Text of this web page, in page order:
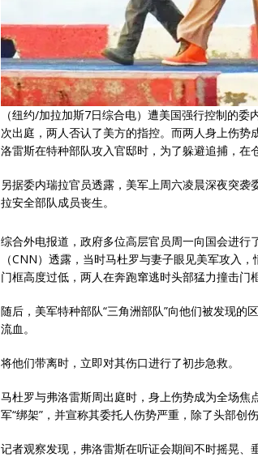
（纽约∕加拉加斯7日综合电）遭美国强行控制的
次出庭，两人否认了美方的指控。而两人身上伤
洛雷斯在特种部队攻入官邸时，为了躲避追捕，在
另据委内瑞拉官员透露，美军上周六凌晨深夜突
拉安全部队成员丧生。
综合外电报道，政府多位高层官员周一向国会进
（CNN）透露，当时马杜罗与妻子眼见美军攻入
门框高度过低，两人在奔跑窜逃时头部猛力撞击门框
随后，美军特种部队“三角洲部队”向他们被发现
流血。
将他们带离时，立即对其伤口进行了初步急救。
马杜罗与弗洛雷斯周出庭时，身上伤势成为全场
军“绑架”，并宣称其委托人伤势严重，除了头部创
记者观察发现，弗洛雷斯在听证会期间不时摇晃、